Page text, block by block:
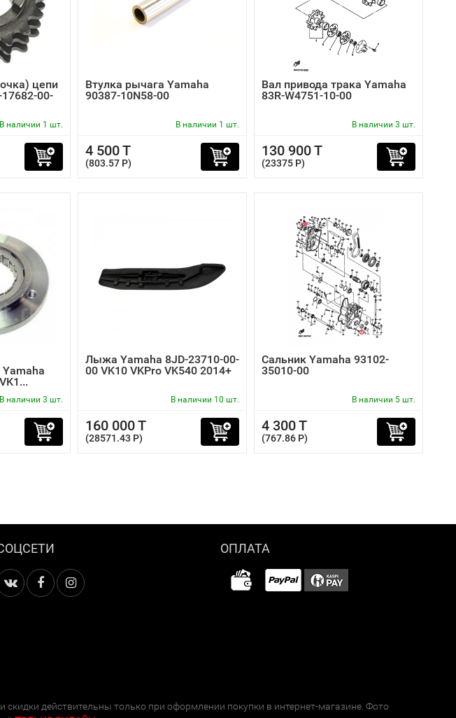
цепи
00-
В наличии 1 шт.
Втулка рычага Yamaha
90387-10N58-00
В наличии 1 шт.
4 500 T
(803.57 P)
Вал привода трака Yamaha
83R-W4751-10-00
В наличии 3 шт.
130 900 T
(23375 P)
Yamaha
В наличии 3 шт.
Лыжа Yamaha 8JD-23710-00-
00 VK10 VKPro VK540 2014+
В наличии 10 шт.
160 000 T
(28571.43 P)
Сальник Yamaha 93102-
35010-00
В наличии 5 шт.
4 300 T
(767.86 P)
ОПЛАТА
действительны только при оформлении покупки в интернет-магазине. Фото